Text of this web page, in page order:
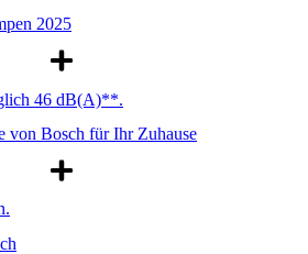
2025
46 dB(A)**.
von Bosch für Ihr Zuhause